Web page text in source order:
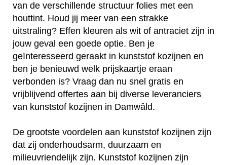
van de verschillende structuur folies met een
houttint. Houd jij meer van een strakke
uitstraling? Effen kleuren als wit of antraciet zijn in
jouw geval een goede optie. Ben je
geïnteresseerd geraakt in kunststof kozijnen en
ben je benieuwd welk prijskaartje eraan
verbonden is? Vraag dan nu snel gratis en
vrijblijvend offertes aan bij diverse leveranciers
van kunststof kozijnen in Damwâld.
De grootste voordelen aan kunststof kozijnen zijn
dat zij onderhoudsarm, duurzaam en
milieuvriendelijk zijn. Kunststof kozijnen zijn